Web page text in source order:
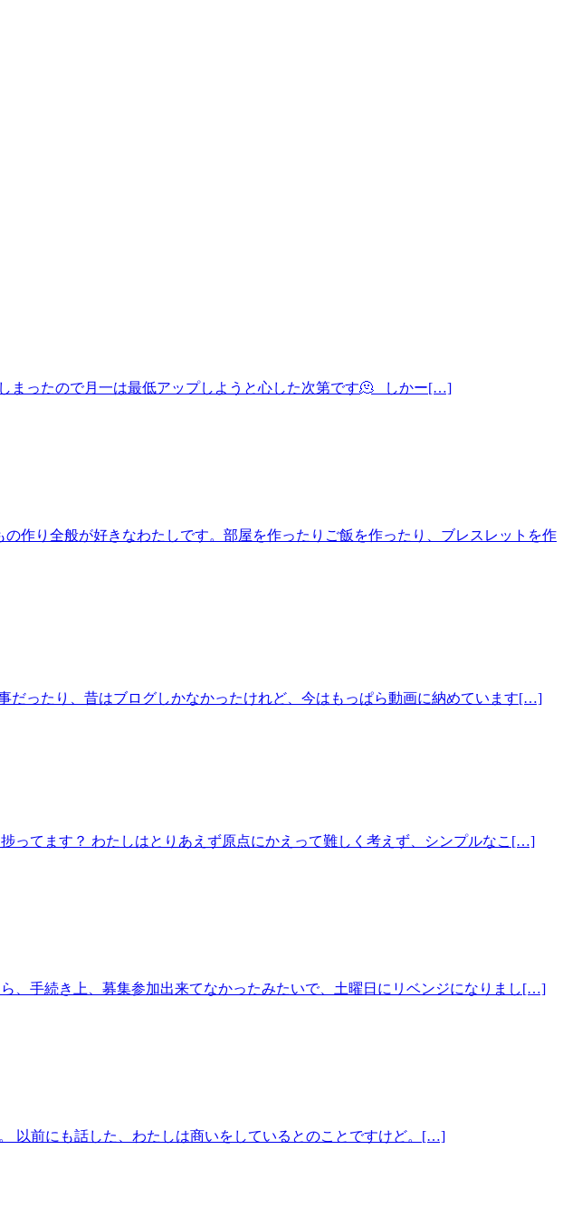
まったので月一は最低アップしようと心した次第です🫠 しかー[…]
作り全般が好きなわたしです。部屋を作ったりご飯を作ったり、ブレスレットを作
だったり、昔はブログしかなかったけれど、今はもっぱら動画に納めています[…]
ってます？ わたしはとりあえず原点にかえって難しく考えず、シンプルなこ[…]
、手続き上、募集参加出来てなかったみたいで、土曜日にリベンジになりまし[…]
以前にも話した、わたしは商いをしているとのことですけど。[…]